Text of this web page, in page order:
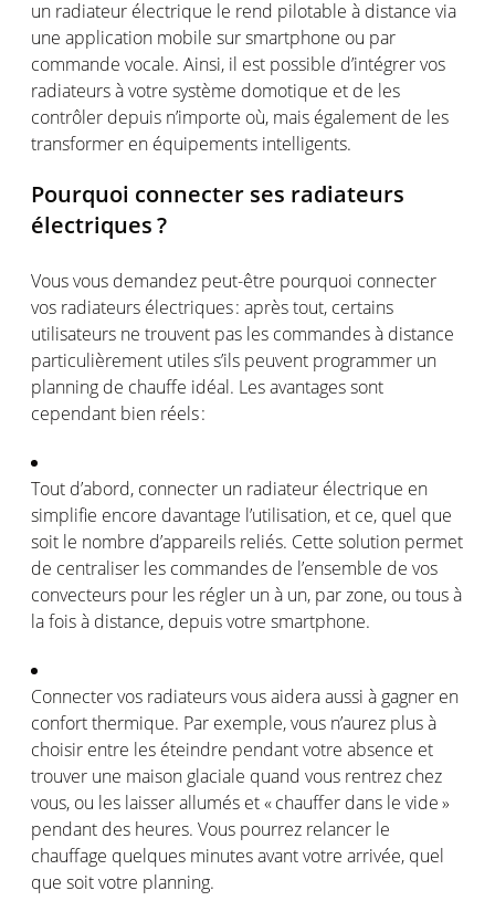
un radiateur électrique le rend pilotable à distance via
une application mobile sur smartphone ou par
commande vocale. Ainsi, il est possible d’intégrervos
radiateursàvotre système domotique et de les
contrôler depuis n’importe où, mais également de les
transformer en équipements intelligents.
Pourquoi connecter ses radiateurs
électriques?
Vousvous demandez peut-être pourquoi connecter
vos radiateurs électriques: après tout, certains
utilisateurs ne trouvent pas les commandesà distance
particulièrement utiless’ils peuvent programmer un
planning de chauffe idéal. Lesavantagessont
cependant bien réels:
Tout d’abord, connecter un radiateur électrique en
simplifie encore davantage l’utilisation, et ce, quel que
soit le nombre d’appareils reliés. Cette solution permet
de centraliser les commandes de l’ensemble de vos
convecteurs pour les régler un à un, par zone, ou tousà
lafoisà distance, depuisvotre smartphone.
Connectervos radiateursvousaideraaussi à gagner en
confortthermique. Par exemple,vous n’aurez plus à
choisir entre les éteindre pendantvotre absence et
trouver une maison glaciale quand vous rentrez chez
vous, ou les laisserallumés et « chauffer dans le vide »
pendant des heures. Vous pourrez relancer le
chauffage quelques minutesavantvotre arrivée, quel
que soitvotre planning.